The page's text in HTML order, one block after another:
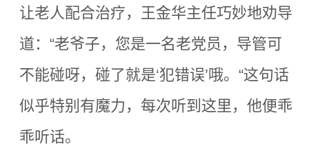
让老人配合治疗，王金华主任巧妙地劝导
道： “老爷子，您是一名老党员，导管可
不能碰呀，碰了就是‘犯错误’哦。“这句话
似乎特别有魔力，每次听到这里，他便乖
乖听话。